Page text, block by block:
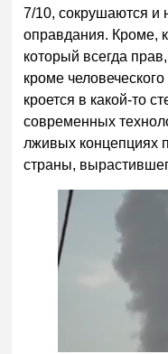
7/10, сокрушаются и
оправдания. Кроме,
который всегда
кроме
кроется в какой-то
современных
лживых концепциях
страны,